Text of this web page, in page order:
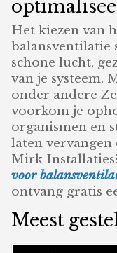
Het kiezen van
balansventilatie
schone lucht,
van je systeem.
onder andere
voorkom je
organismen en
laten
Mirk
voor
ontvang gratis
Meest